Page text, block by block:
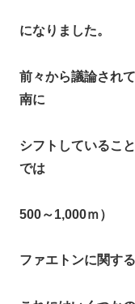
になりました。
前々から議論され
南に
シフトしているこ
では
500～1,000ｍ）
ファエトンに関す